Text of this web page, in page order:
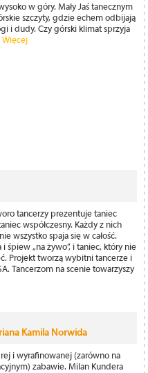
w góry. Mały Jaś tanecznym
szczyty, gdzie echem odbijają
i dudy. Czy górski klimat sprzyja
Więcej
tancerzy prezentuje taniec
współczesny. Każdy z nich
wszystko spaja się w całość.
śpiew „na żywo”, i taniec, który nie
Projekt tworzą wybitni tancerze i
Tancerzom na scenie towarzyszy
Kamila Norwida
i wyrafinowanej (zarówno na
zabawie. Milan Kundera